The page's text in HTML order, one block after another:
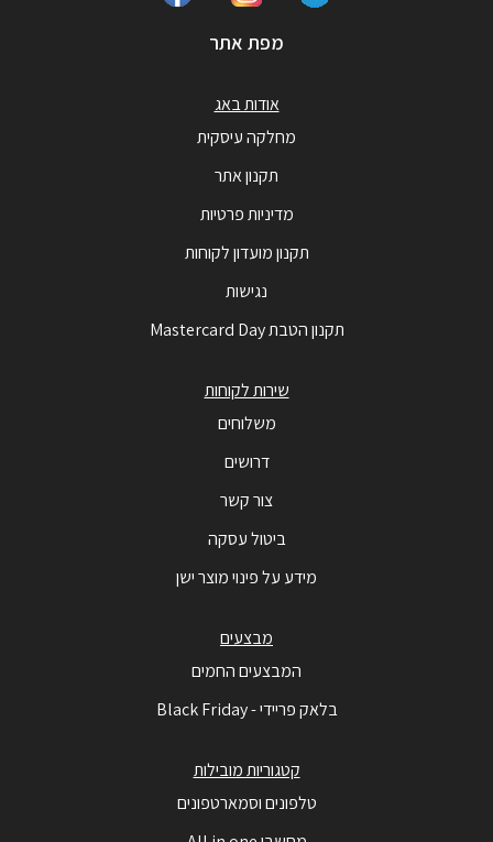
מפת אתר
אודות באג
מחלקה עיסקית
תקנון אתר
מדיניות פרטיות
תקנון מועדון לקוחות
נגישות
תקנון הטבת Mastercard Day
שירות לקוחות
משלוחים
דרושים
צור קשר
ביטול עסקה
מידע על פינוי מוצר ישן
מבצעים
המבצעים החמים
בלאק פריידי - Black Friday
קטגוריות מובילות
טלפונים וסמארטפונים